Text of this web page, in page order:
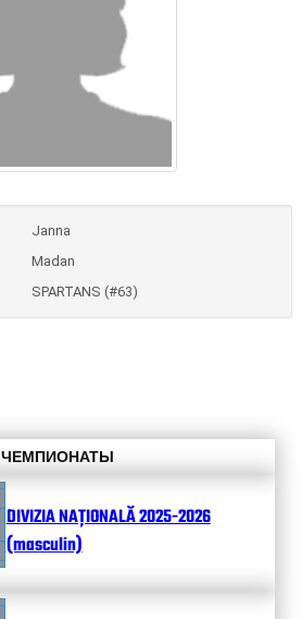
Janna
Madan
SPARTANS (#63)
ЧЕМПИОНАТЫ
DIVIZIA NAȚIONALĂ 2025-2026
(masculin)